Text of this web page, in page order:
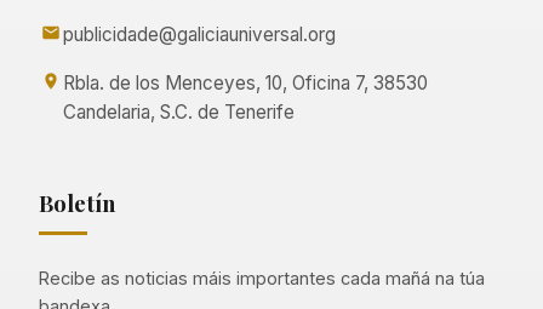
publicidade@galiciauniversal.org
Rbla. de los Menceyes, 10, Oficina 7, 38530
Candelaria, S.C. de Tenerife
Boletín
Recibe as noticias máis importantes cada mañá na túa